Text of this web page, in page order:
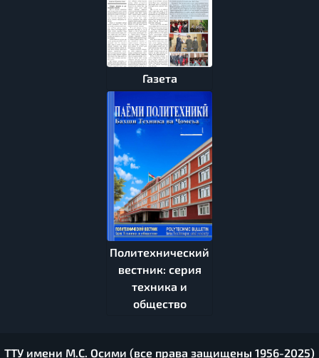
Газета
Политехнический
вестник: серия
техника и
общество
ТТУ имени М.С. Осими (все права защищены 1956-2025)